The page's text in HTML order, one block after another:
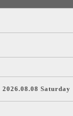
2026.08.08 Saturday